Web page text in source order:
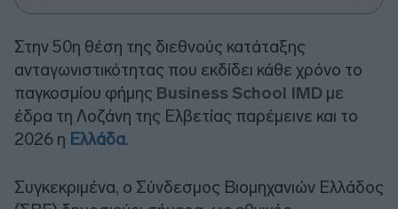
Στην 50η θέση της διεθνούς κατάταξης
ανταγωνιστικότητας που εκδίδει κάθε χρόνο το
παγκοσμίου φήμης Business School IMD με
έδρα τη Λοζάνη της Ελβετίας παρέμεινε και το
2026 η Ελλάδα.
Συγκεκριμένα, ο Σύνδεσμος Βιομηχανιών Ελλάδος